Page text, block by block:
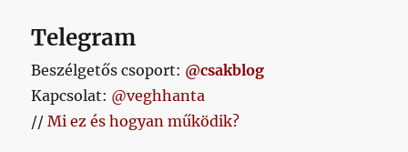
Telegram
Beszélgetős csoport: @csakblog
Kapcsolat: @veghhanta
//Mi ez és hogyan működik?